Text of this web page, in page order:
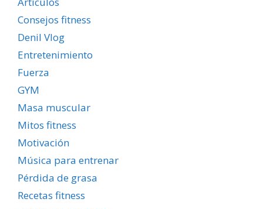
Consejos fitness
Denil Vlog
Entretenimiento
Fuerza
GYM
Masa muscular
Mitos fitness
Motivación
Música para entrenar
Pérdida de grasa
Recetas fitness